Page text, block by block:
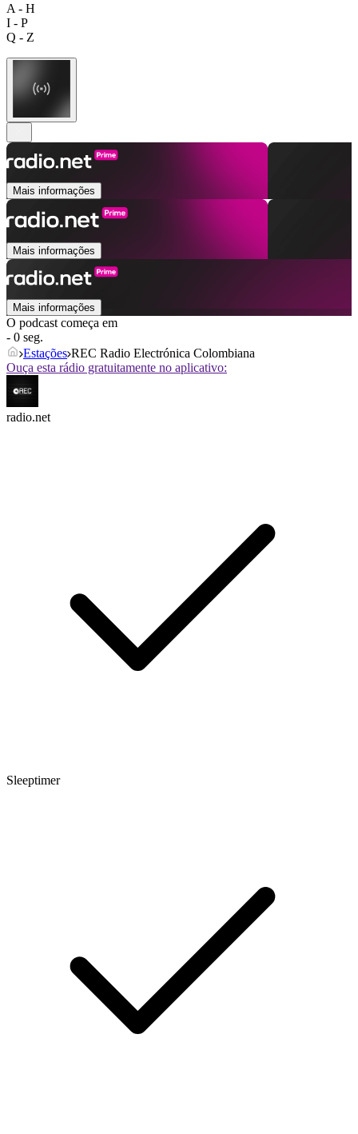
A - H
I - P
Q - Z
Mais informações
Mais informações
Mais informações
O podcast começa em
- 0 seg.
Estações REC Radio Electrónica Colombiana
Ouça esta rádio gratuitamente no aplicativo:
radio.net
Sleeptimer